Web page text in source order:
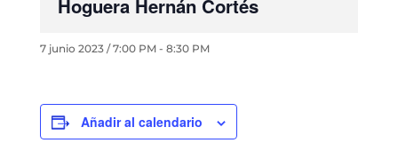
Hoguera Hernán Cortés
7 junio 2023 / 7:00 PM- 8:30 PM
Añadir al calendario